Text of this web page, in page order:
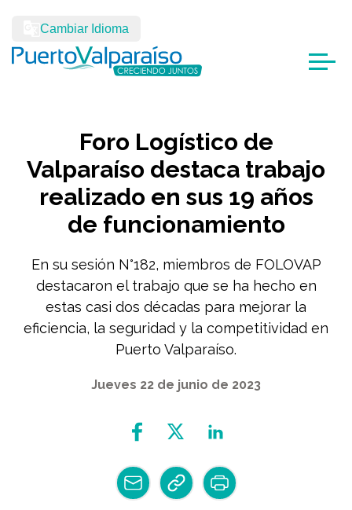
Cambiar Idioma
Foro Logístico de
Valparaíso destaca trabajo
realizado en sus 19 años
de funcionamiento
En su sesión N°182, miembros de FOLOVAP
destacaron el trabajo que se ha hecho en
estas casi dos décadas para mejorar la
eficiencia, la seguridad y la competitividad en
Puerto Valparaíso.
Jueves 22 de junio de 2023